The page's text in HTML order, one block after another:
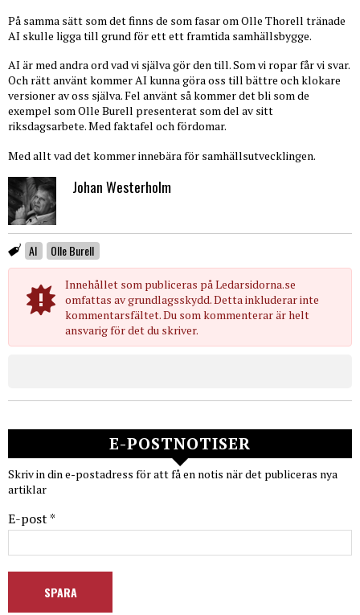
På samma sätt som det finns de som fasar om Olle Thorell tränade
AI skulle ligga till grund för ett ett framtida samhällsbygge.
AI är med andra ord vad vi själva gör den till. Som vi ropar får vi svar.
Och rätt använt kommer AI kunna göra oss till bättre och klokare
versioner av oss själva. Fel använt så kommer det bli som de
exempel som Olle Burell presenterat som del av sitt
riksdagsarbete. Med faktafel och fördomar.
Med allt vad det kommer innebära för samhällsutvecklingen.
Johan Westerholm
AI Olle Burell
Innehållet som publiceras på Ledarsidorna.se
omfattas av grundlagsskydd. Detta inkluderar inte
kommentarsfältet. Du som kommenterar är helt
ansvarig för det du skriver.
E-POSTNOTISER
Skriv in din e-postadress för att få en notis när det publiceras nya
artiklar
E-post *